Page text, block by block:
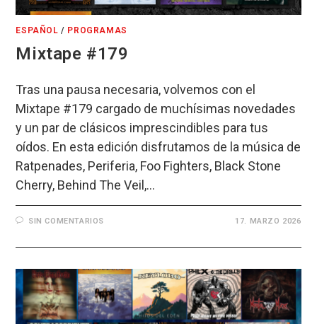
ESPAÑOL / PROGRAMAS
Mixtape #179
Tras una pausa necesaria, volvemos con el
Mixtape #179 cargado de muchísimas novedades
y un par de clásicos imprescindibles para tus
oídos. En esta edición disfrutamos de la música de
Ratpenades, Periferia, Foo Fighters, Black Stone
Cherry, Behind The Veil,…
SIN COMENTARIOS 17. MARZO 2026